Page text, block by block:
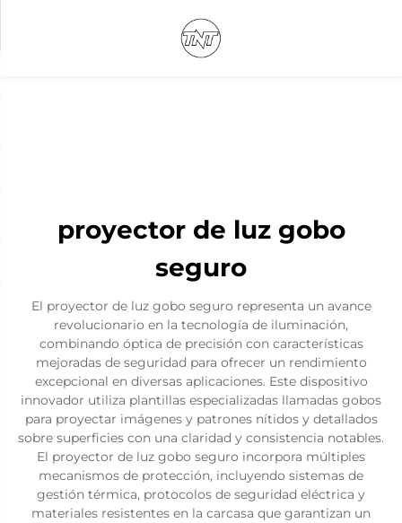
proyector de luz gobo
seguro
El proyector de luz gobo seguro representa un avance
revolucionario en la tecnología de iluminación,
combinando óptica de precisión con características
mejoradas de seguridad para ofrecer un rendimiento
excepcional en diversas aplicaciones. Este dispositivo
innovador utiliza plantillas especializadas llamadas gobos
para proyectar imágenes y patrones nítidos y detallados
sobre superficies con una claridad y consistencia notables.
El proyector de luz gobo seguro incorpora múltiples
mecanismos de protección, incluyendo sistemas de
gestión térmica, protocolos de seguridad eléctrica y
materiales resistentes en la carcasa que garantizan un